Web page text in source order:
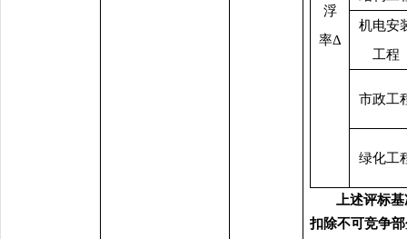
浮
率Δ
机电安
工程
市政工
绿化工
上述评标
扣除不可竞争